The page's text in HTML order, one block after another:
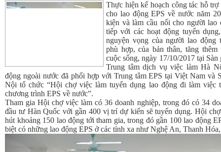
Thực hiện kế hoạch công tác hỗ
cho lao động EPS về nước năm
kiện và làm cầu nối cho người lao
tiếp với các hoạt động tuyển
nguyện vọng của người lao động
phù hợp, của bản thân, tăng
cuộc sống, ngày 17/10/2017 tại
Trung tâm dịch vụ việc làm Hà
động ngoài nước đã phối hợp với Trung tâm EPS tại Việt Nam
Nội tổ chức “Hội chợ việc làm tuyển dụng lao động đi làm việc
chương trình EPS về nước”.
Tham gia Hội chợ việc làm có 36 doanh nghiệp, trong đó có 34
đầu tư Hàn Quốc với gần 400 vị trí dự kiến sẽ tuyển dụng. Hội
hút khoảng 150 lao động tới tham gia, trong đó gần 100 lao động
biệt có những lao động EPS ở các tỉnh xa như Nghệ An, Thanh